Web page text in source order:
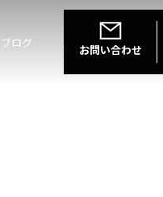
ブログ お問い合わせ